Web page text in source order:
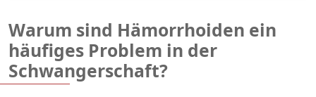
Warum sind Hämorrhoiden ein
häufiges Problem in der
Schwangerschaft?